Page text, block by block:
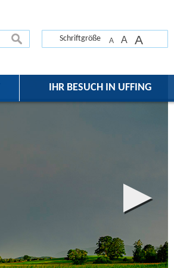
Schriftgröße A A A
suchen
IHR BESUCH IN UFFING